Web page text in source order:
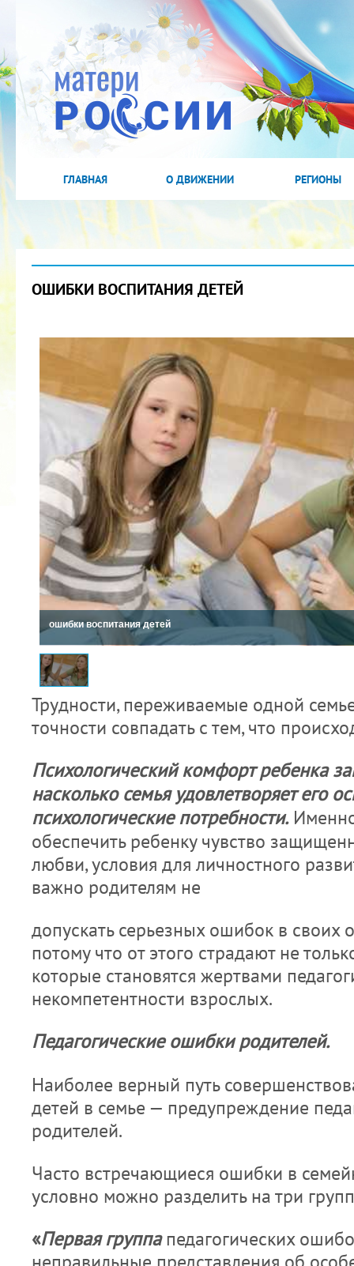
ГЛАВНАЯ О ДВИЖЕНИИ РЕГИОНЫ
ОШИБКИ ВОСПИТАНИЯ ДЕТЕЙ
ошибки воспитания детей
Трудно­сти, переживаемые одной
точности совпадать с тем, что
Психологичес­кий комфорт ребенка
насколько семья удовлетворяет его
психологические потребнос­ти.
обеспечить ребенку чувство
любви, условия для личнос­тного
важно родителям не
допус­кать серьезных ошибок в своих
потому что от этого страдают не
которые становятся жертвами
некомпетентности взрослых.
Педагогические ошибки родителей.
Наиболее верный путь
детей в семье — предупреждение
родителей.
Часто встречающиеся ошибки в
условно можно разделить на три
«Первая группа педагогических
КУБОК
02.09.2019